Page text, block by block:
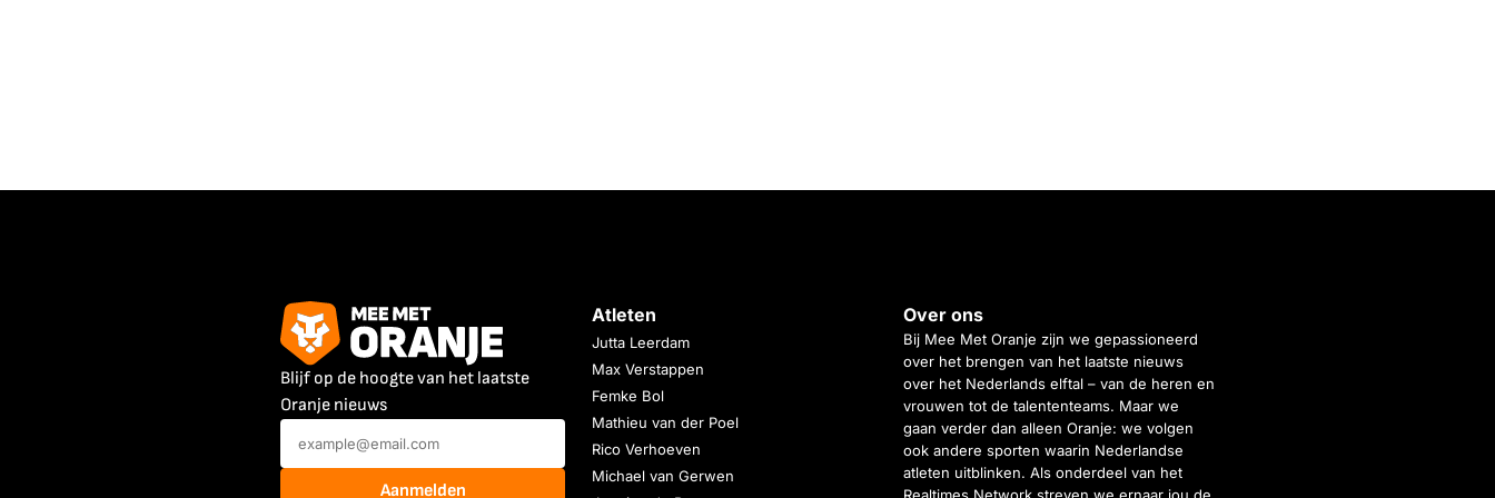
Blijf op de hoogte van het laatste
Oranje nieuws
Aanmelden
Atleten
Jutta Leerdam
Max Verstappen
Femke Bol
Mathieu van der Poel
Rico Verhoeven
Michael van Gerwen
Over ons
Bij Mee Met Oranje zijn we gepassioneerd
over het brengen van het laatste nieuws
over het Nederlands elftal – van de heren en
vrouwen tot de talententeams. Maar we
gaan verder dan alleen Oranje: we volgen
ook andere sporten waarin Nederlandse
atleten uitblinken. Als onderdeel van het